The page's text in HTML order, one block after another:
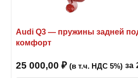
Audi Q3 — пружины задней
комфорт
25 000,00 ₽ (в т.ч. НДС 5%) за